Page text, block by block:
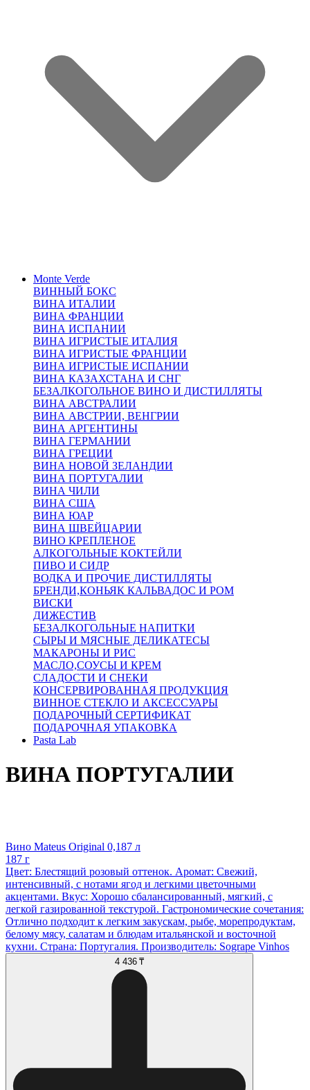
Monte Verde
ВИННЫЙ БОКС
ВИНА ИТАЛИИ
ВИНА ФРАНЦИИ
ВИНА ИСПАНИИ
ВИНА ИГРИСТЫЕ ИТАЛИЯ
ВИНА ИГРИСТЫЕ ФРАНЦИИ
ВИНА ИГРИСТЫЕ ИСПАНИИ
ВИНА КАЗАХСТАНА И СНГ
БЕЗАЛКОГОЛЬНОЕ ВИНО И ДИСТИЛЛЯТЫ
ВИНА АВСТРАЛИИ
ВИНА АВСТРИИ, ВЕНГРИИ
ВИНА АРГЕНТИНЫ
ВИНА ГЕРМАНИИ
ВИНА ГРЕЦИИ
ВИНА НОВОЙ ЗЕЛАНДИИ
ВИНА ПОРТУГАЛИИ
ВИНА ЧИЛИ
ВИНА США
ВИНА ЮАР
ВИНА ШВЕЙЦАРИИ
ВИНО КРЕПЛЕНОЕ
АЛКОГОЛЬНЫЕ КОКТЕЙЛИ
ПИВО И СИДР
ВОДКА И ПРОЧИЕ ДИСТИЛЛЯТЫ
БРЕНДИ,КОНЬЯК КАЛЬВАДОС И РОМ
ВИСКИ
ДИЖЕСТИВ
БЕЗАЛКОГОЛЬНЫЕ НАПИТКИ
СЫРЫ И МЯСНЫЕ ДЕЛИКАТЕСЫ
МАКАРОНЫ И РИС
МАСЛО,СОУСЫ И КРЕМ
СЛАДОСТИ И СНЕКИ
КОНСЕРВИРОВАННАЯ ПРОДУКЦИЯ
ВИННОЕ СТЕКЛО И АКСЕССУАРЫ
ПОДАРОЧНЫЙ СЕРТИФИКАТ
ПОДАРОЧНАЯ УПАКОВКА
Pasta Lab
ВИНА ПОРТУГАЛИИ
Вино Mateus Original 0,187 л
187 г
Цвет: Блестящий розовый оттенок. Аромат: Свежий,
интенсивный, с нотами ягод и легкими цветочными
акцентами. Вкус: Хорошо сбалансированный, мягкий, с
легкой газированной текстурой. Гастрономические сочетания:
Отлично подходит к легким закускам, рыбе, морепродуктам,
белому мясу, салатам и блюдам итальянской и восточной
кухни. Страна: Португалия. Производитель: Sogrape Vinhos
4 436 ₸